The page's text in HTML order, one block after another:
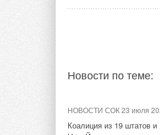
Новости по теме:
НОВОСТИ СОК 23 июля
Коалиция из 19 штатов и
В КНР ввели в строй
ёмкостью 9 ГВт*ч
НОВОСТИ СОК 6 августа
каскадную установку,
геотермальную энергию